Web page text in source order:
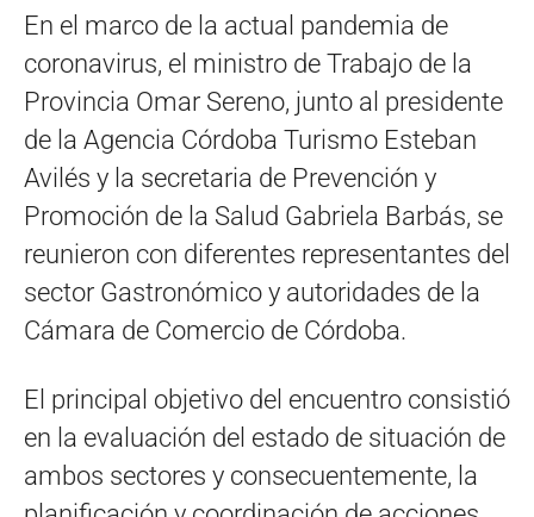
En el marco de la actual pandemia de
coronavirus, el ministro de Trabajo de la
Provincia Omar Sereno, junto al presidente
de la Agencia Córdoba Turismo Esteban
Avilés y la secretaria de Prevención y
Promoción de la Salud Gabriela Barbás, se
reunieron con diferentes representantes del
sector Gastronómico y autoridades de la
Cámara de Comercio de Córdoba.
El principal objetivo del encuentro consistió
en la evaluación del estado de situación de
ambos sectores y consecuentemente, la